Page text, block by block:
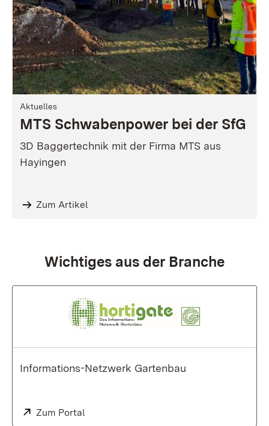
Aktuelles
MTS Schwabenpower bei der SfG
3D Baggertechnik mit der Firma MTS aus
Hayingen
Zum Artikel
:
Wichtiges aus der Branche
Informations-Netzwerk Gartenbau
Extern:
Zum Portal